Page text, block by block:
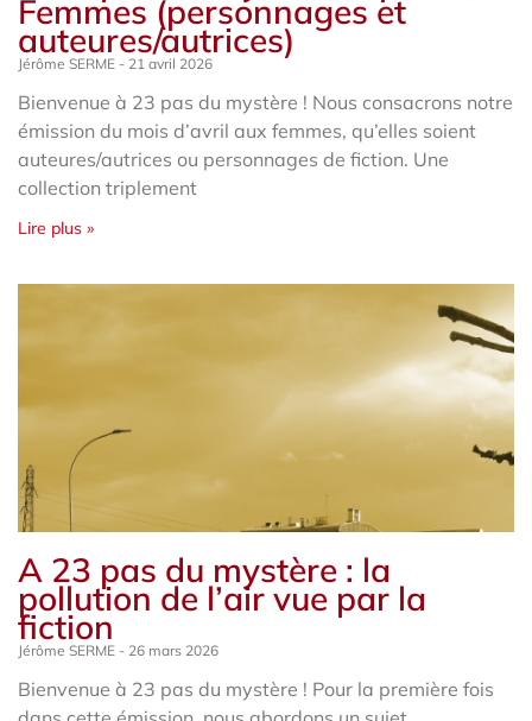
Femmes (personnages et
auteures/autrices)
Jérôme SERME 21 avril 2026
Bienvenue à 23 pas du mystère ! Nous consacrons notre
émission du mois d’avril aux femmes, qu’elles soient
auteures/autrices ou personnages de fiction. Une
collection triplement
Lire plus »
A 23 pas du mystère : la
pollution de l’air vue par la
fiction
Jérôme SERME 26 mars 2026
Bienvenue à 23 pas du mystère ! Pour la première fois